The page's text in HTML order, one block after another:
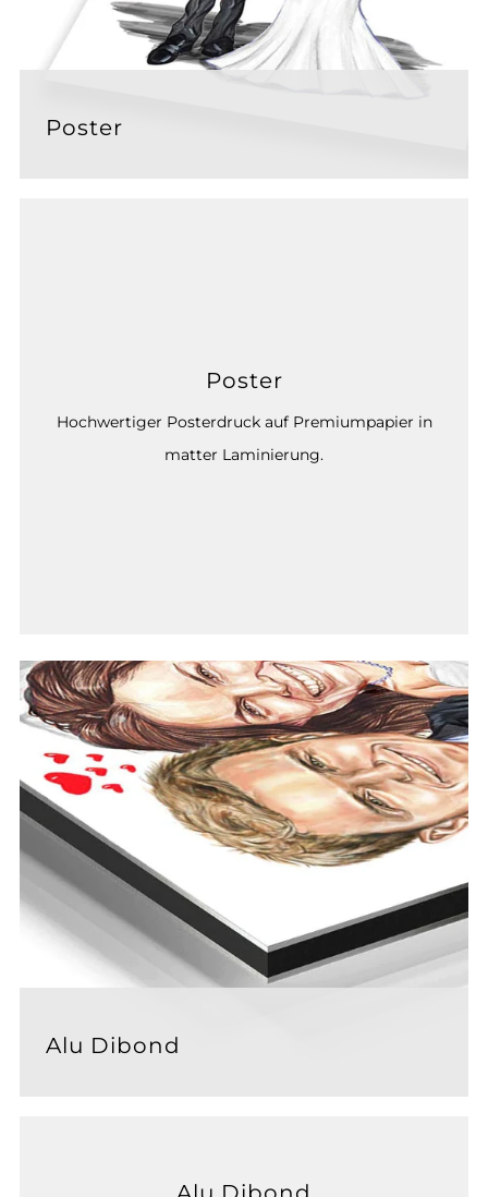
Poster
Poster
Hochwertiger Posterdruck auf Premiumpapier in
matter Laminierung.
Alu Dibond